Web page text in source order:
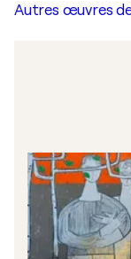
Autres œuvres